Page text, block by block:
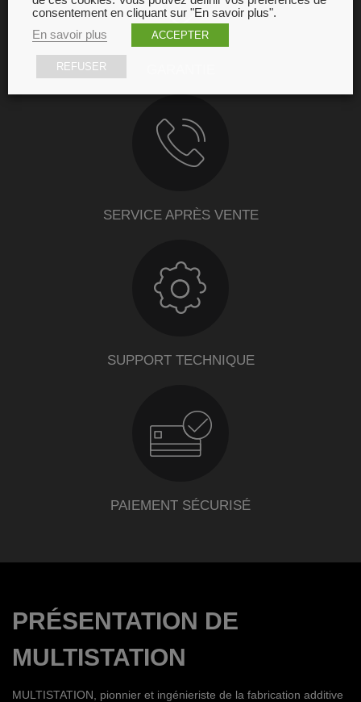
SERVICE APRÈS VENTE
SUPPORT TECHNIQUE
PAIEMENT SÉCURISÉ
PRÉSENTATION DE
MULTISTATION
MULTISTATION, pionnier et ingénieriste de la fabrication additive
consentement en cliquant sur "En savoir plus".
En savoir plus
ACCEPTER
REFUSER